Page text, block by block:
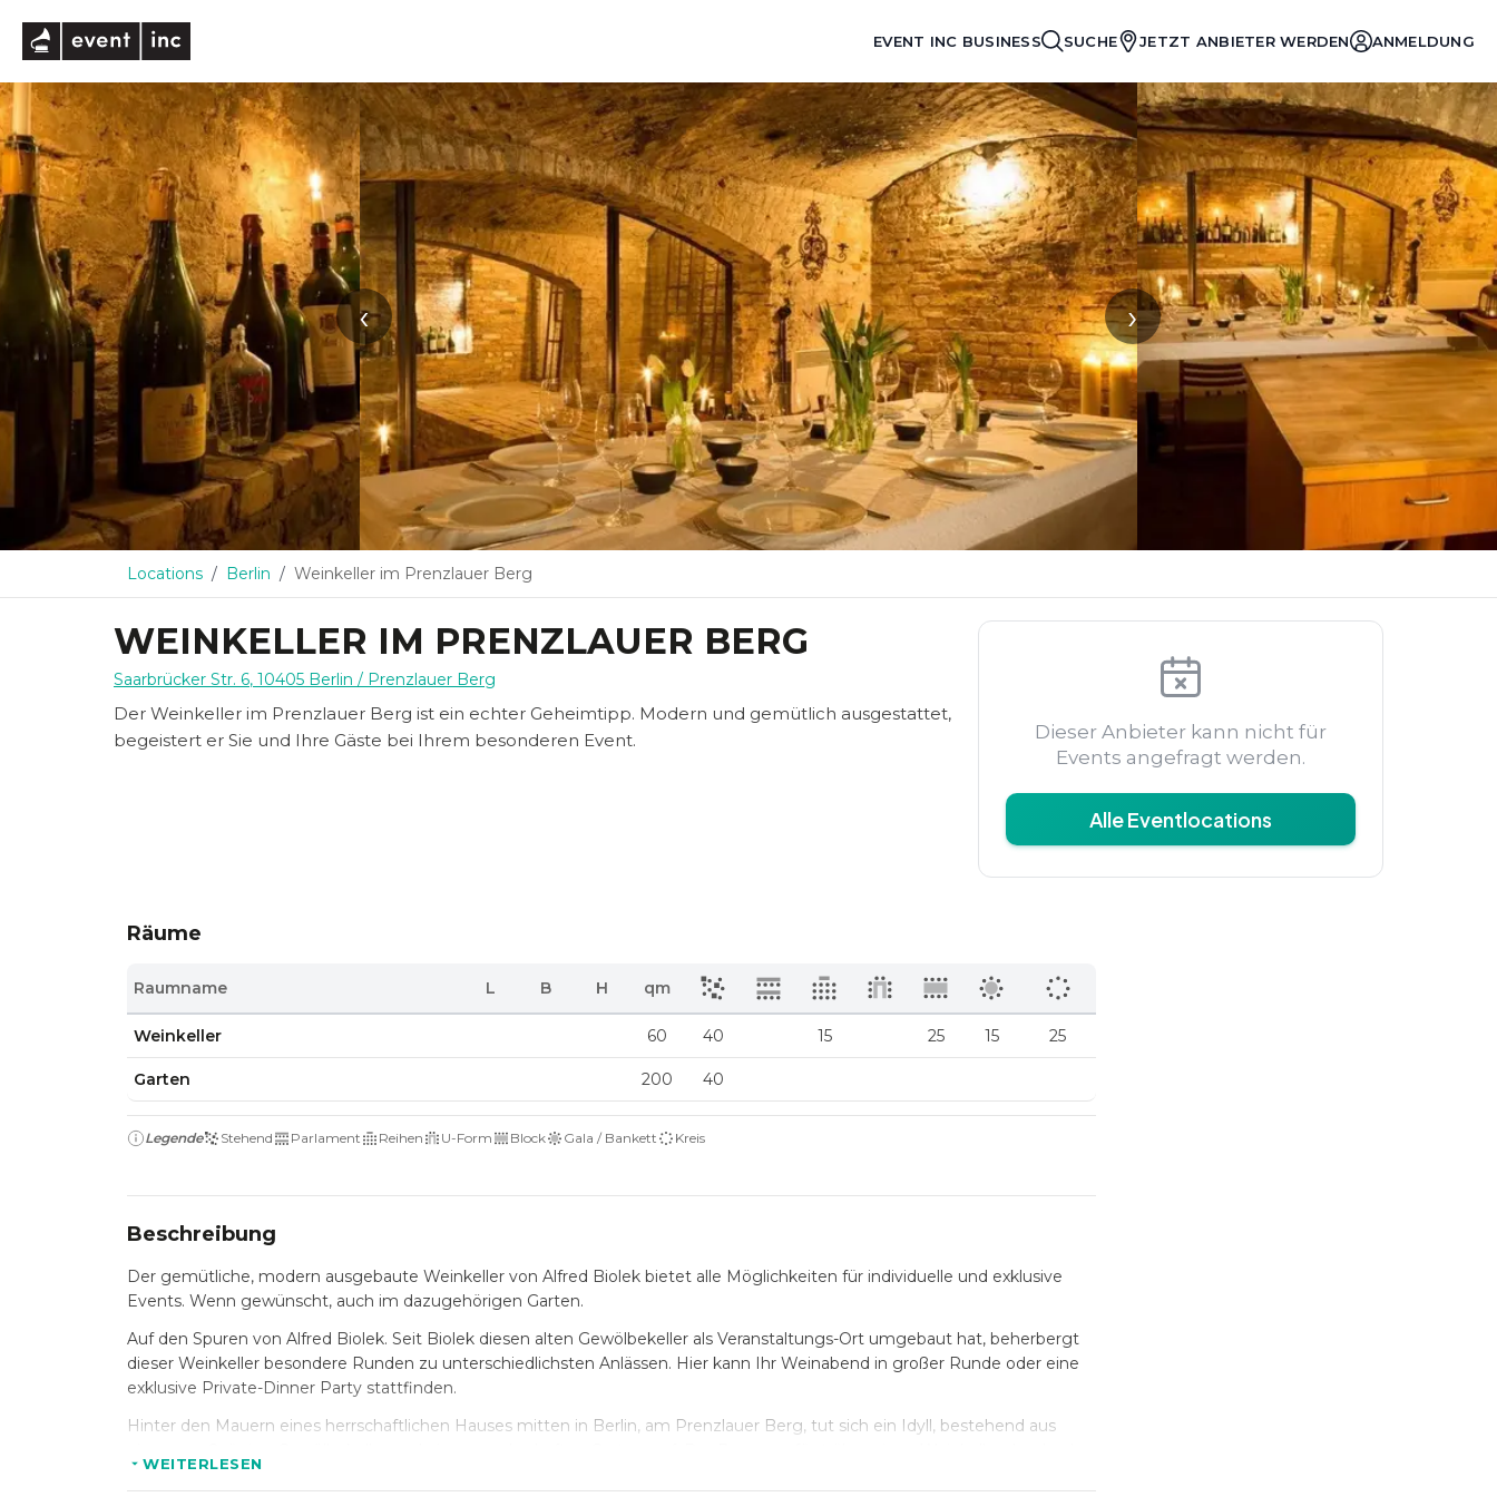
EVENT INC BUSINESS SUCHE JETZT ANBIETER WERDEN ANMELDUNG
‹ ›
Locations Berlin Weinkeller im Prenzlauer Berg
WEINKELLER IM PRENZLAUER BERG
Saarbrücker Str. 6, 10405 Berlin / Prenzlauer Berg
Der Weinkeller im Prenzlauer Berg ist ein echter Geheimtipp. Modern und gemütlich ausgestattet,
begeistert er Sie und Ihre Gäste bei Ihrem besonderen Event.
Dieser Anbieter kann nicht für
Events angefragt werden.
Alle Eventlocations
Räume
Raumname L B H qm
Weinkeller 60 40 15 25 15 25
Garten 200 40
Legende Stehend Parlament Reihen U-Form Block Gala / Bankett Kreis
Beschreibung
Der gemütliche, modern ausgebaute Weinkeller von Alfred Biolek bietet alle Möglichkeiten für individuelle und exklusive
Events. Wenn gewünscht, auch im dazugehörigen Garten.
Auf den Spuren von Alfred Biolek. Seit Biolek diesen alten Gewölbekeller als Veranstaltungs-Ort umgebaut hat, beherbergt
dieser Weinkeller besondere Runden zu unterschiedlichsten Anlässen. Hier kann Ihr Weinabend in großer Runde oder eine
exklusive Private-Dinner Party stattfinden.
Hinter den Mauern eines herrschaftlichen Hauses mitten in Berlin, am Prenzlauer Berg, tut sich ein Idyll, bestehend aus
eine große Glaswand vom Dinner-Raum getrennt ist. Die offene Küche schafft eine gemütliche Atmosphäre. Die Küche ist
WEITERLESEN